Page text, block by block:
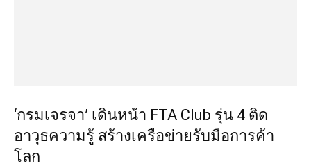
‘กรมเจรจา’ เดินหน้า FTA Club รุ่น 4 ติด
อาวุธความรู้ สร้างเครือข่ายรับมือการค้า
โลก